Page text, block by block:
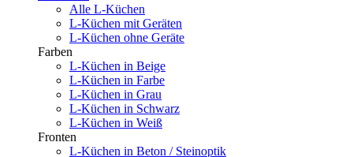
Alle L-Küchen
L-Küchen mit Geräten
L-Küchen ohne Geräte
Farben
L-Küchen in Beige
L-Küchen in Farbe
L-Küchen in Grau
L-Küchen in Schwarz
L-Küchen in Weiß
Fronten
L-Küchen in Beton / Steinoptik